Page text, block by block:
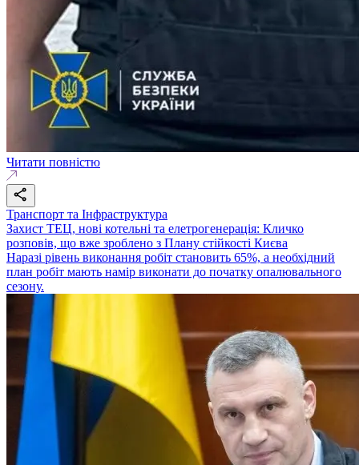
Читати повністю
Транспорт та Інфраструктура
Захист ТЕЦ, нові котельні та елетрогенерація: Кличко
розповів, що вже зроблено з Плану стійкості Києва
Наразі рівень виконання робіт становить 65%, а необхідний
план робіт мають намір виконати до початку опалювального
сезону.